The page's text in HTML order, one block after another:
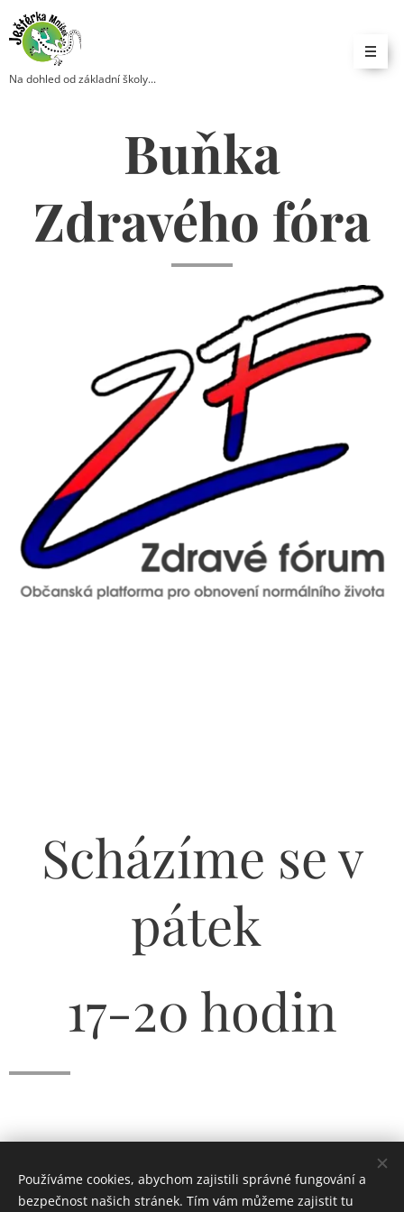
Na dohled od základní školy...
Buňka
Zdravého fóra
Scházíme se v
pátek
17-20 hodin
© 2019
Ještěrka Mníšek
Používáme cookies, abychom zajistili správné fungování a
bezpečnost našich stránek. Tím vám můžeme zajistit tu